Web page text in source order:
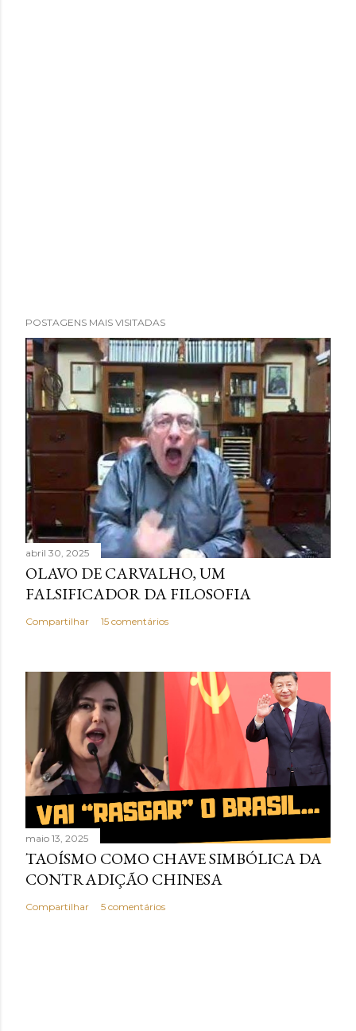
á
r
i
o
POSTAGENS MAIS VISITADAS
abril 30, 2025
OLAVO DE CARVALHO, UM
FALSIFICADOR DA FILOSOFIA
Compartilhar 15 comentários
maio 13, 2025
TAOÍSMO COMO CHAVE SIMBÓLICA DA
CONTRADIÇÃO CHINESA
Compartilhar 5 comentários